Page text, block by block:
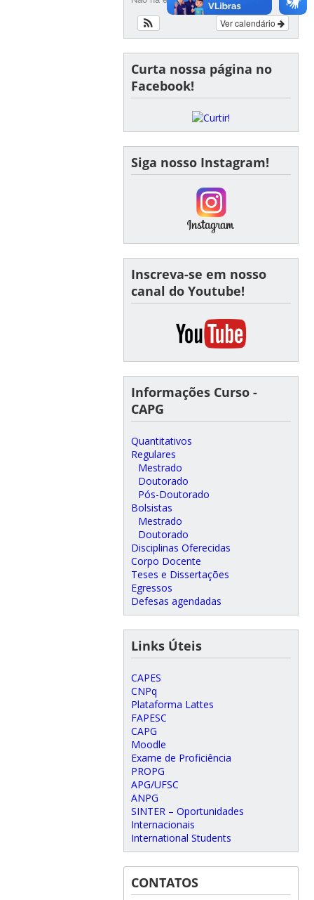
Ver calendário
Curta nossa página no
Facebook!
Siga nosso Instagram!
Inscreva-se em nosso
canal do Youtube!
Informações Curso -
CAPG
Quantitativos
Regulares
Mestrado
Doutorado
Pós-Doutorado
Bolsistas
Mestrado
Doutorado
Disciplinas Oferecidas
Corpo Docente
Teses e Dissertações
Egressos
Defesas agendadas
Links Úteis
CAPES
CNPq
Plataforma Lattes
FAPESC
CAPG
Moodle
Exame de Proficiência
PROPG
APG/UFSC
ANPG
SINTER – Oportunidades
Internacionais
International Students
CONTATOS